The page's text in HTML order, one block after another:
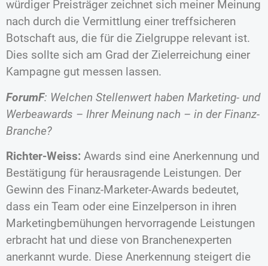
würdiger Preisträger zeichnet sich meiner Meinung
nach durch die Vermittlung einer treffsicheren
Botschaft aus, die für die Zielgruppe relevant ist.
Dies sollte sich am Grad der Zielerreichung einer
Kampagne gut messen lassen.
ForumF: Welchen Stellenwert haben Marketing- und
Werbeawards – Ihrer Meinung nach – in der Finanz-
Branche?
Richter-Weiss: Awards sind eine Anerkennung und
Bestätigung für herausragende Leistungen. Der
Gewinn des Finanz-Marketer-Awards bedeutet,
dass ein Team oder eine Einzelperson in ihren
Marketingbemühungen hervorragende Leistungen
erbracht hat und diese von Branchenexperten
anerkannt wurde. Diese Anerkennung steigert die